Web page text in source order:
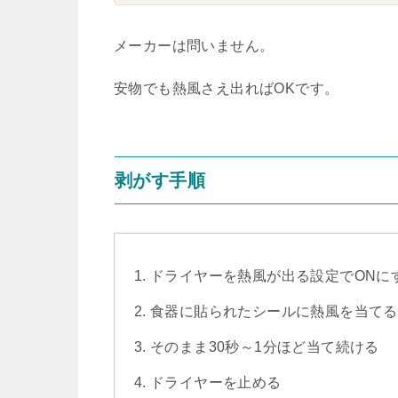
メーカーは問いません。
安物でも熱風さえ出ればOKです。
剥がす手順
ドライヤーを熱風が出る設定でONに
食器に貼られたシールに熱風を当てる
そのまま30秒～1分ほど当て続ける
ドライヤーを止める